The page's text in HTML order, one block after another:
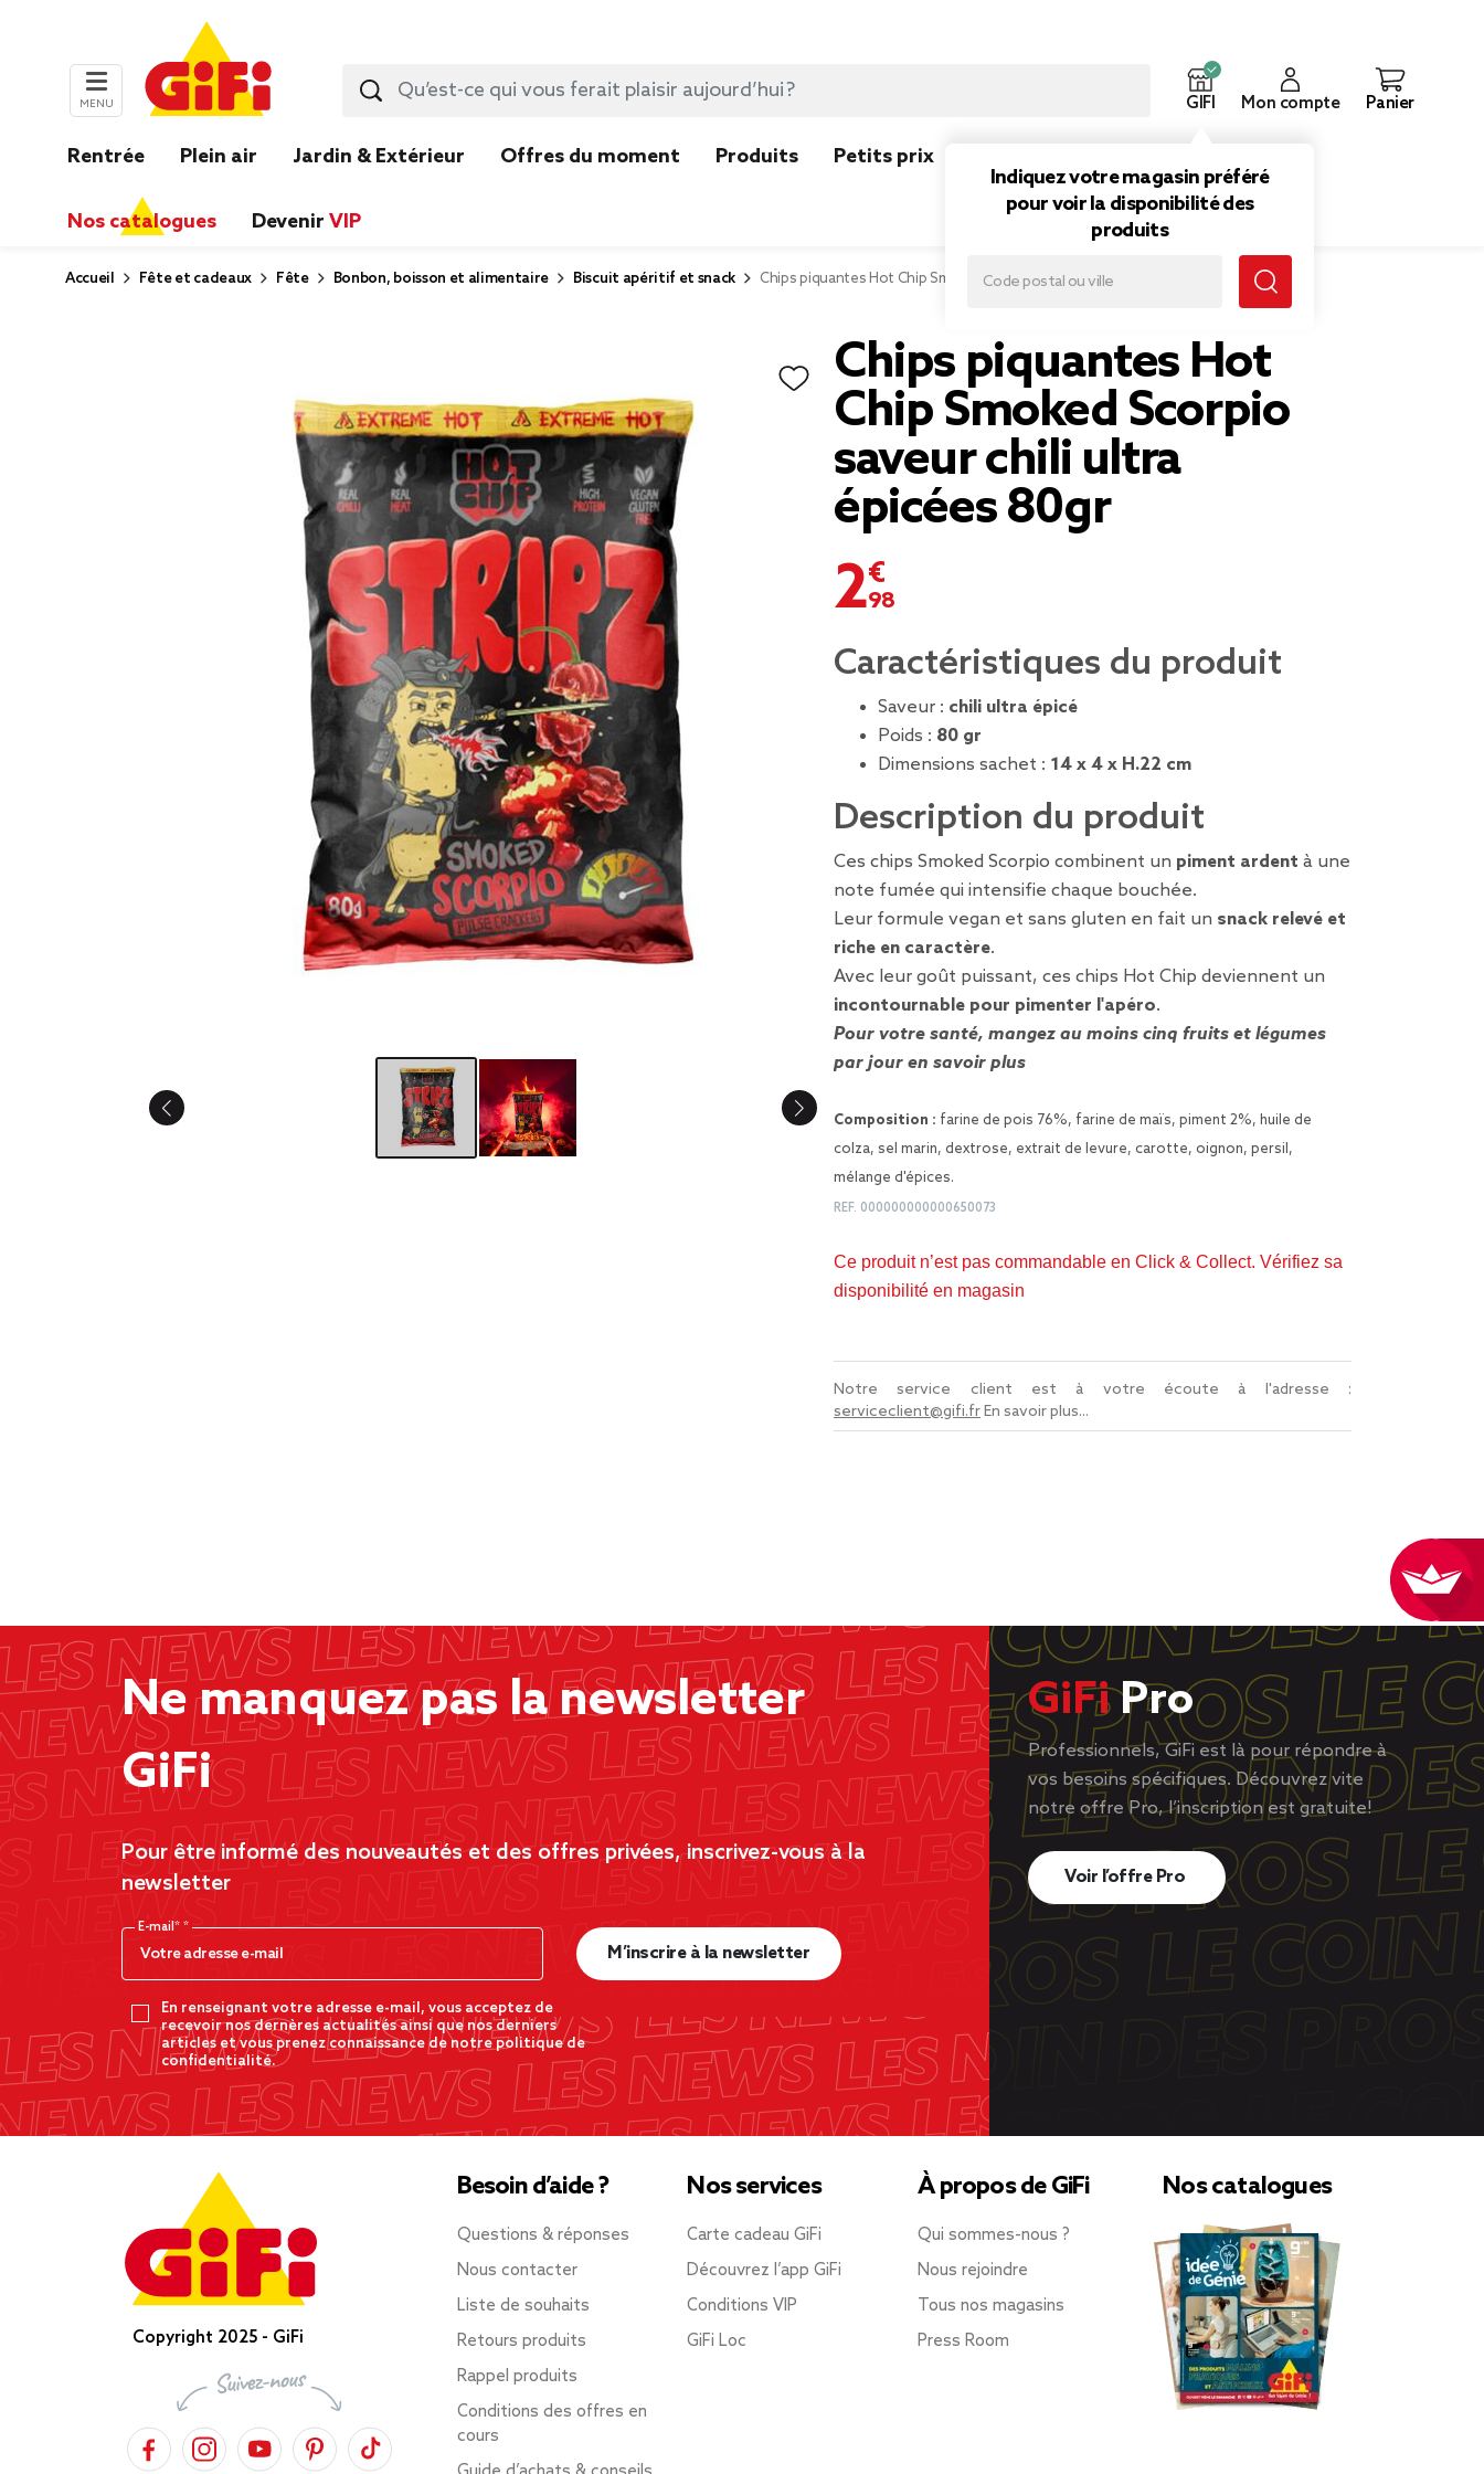
MENU GIFI
Indiquez votre magasin préféré
pour voir la disponibilité des
produits
Mon compte Panier
Rentrée Plein air Jardin & Extérieur Offres du moment Produits Petits prix
Nos catalogues Devenir VIP
Accueil Fête et cadeaux Fête Bonbon, boisson et alimentaire Biscuit apéritif et snack Chips piquantes Hot Chip Smoked Scorpio saveur chili ultra épicées 80gr
Chips piquantes Hot
Chip Smoked Scorpio
saveur chili ultra
épicées 80gr
2,98 €
Caractéristiques du produit
Saveur : chili ultra épicé
Poids : 80 gr
Dimensions sachet : 14 x 4 x H.22 cm
Description du produit
Ces chips Smoked Scorpio combinent un piment ardent à une
note fumée qui intensifie chaque bouchée.
Leur formule vegan et sans gluten en fait un snack relevé et
riche en caractère.
Avec leur goût puissant, ces chips Hot Chip deviennent un
incontournable pour pimenter l'apéro.
Pour votre santé, mangez au moins cinq fruits et légumes
par jour en savoir plus
Composition : farine de pois 76%, farine de maïs, piment 2%, huile de
colza, sel marin, dextrose, extrait de levure, carotte, oignon, persil,
mélange d'épices.
REF. 000000000000650073
Ce produit n’est pas commandable en Click & Collect. Vérifiez sa
disponibilité en magasin
Notre service client est à votre écoute à l'adresse :
serviceclient@gifi.frEn savoir plus...
Ne manquez pas la newsletter
GiFi
Pour être informé des nouveautés et des offres privées, inscrivez-vous à la
newsletter
E-mail*
En renseignant votre adresse e-mail, vous acceptez de
recevoir nos dernères actualités ainsi que nos derniers
articles et vous prenez connaissance de notre politique de
confidentialité.
M’inscrire à la newsletter
GiFiPro
Professionnels, GiFi est là pour répondre à
vos besoins spécifiques. Découvrez vite
notre offre Pro, l’inscription est gratuite!
Voir l’offre Pro
Copyright 2025 - GiFi
Besoin d’aide ?
Questions & réponses
Nous contacter
Liste de souhaits
Retours produits
Rappel produits
Conditions des offres en
cours
Nos services
Carte cadeau GiFi
Découvrez l’app GiFi
Conditions VIP
GiFi Loc
À propos de GiFi
Qui sommes-nous ?
Nous rejoindre
Tous nos magasins
Press Room
Nos catalogues